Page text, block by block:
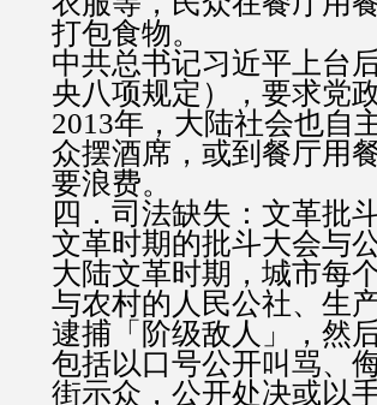
打包食物。
中共总书记习近平上台
央八项规定），要求党
2013年，大陆社会也自
众摆酒席，或到餐厅用
要浪费。
四．司法缺失：文革批
文革时期的批斗大会与
大陆文革时期，城市每
与农村的人民公社、生
逮捕「阶级敌人」，然
包括以口号公开叫骂、
街示众，公开处决或以